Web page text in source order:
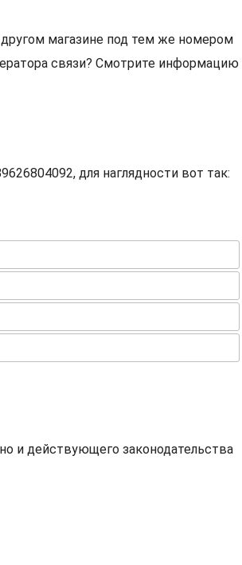
магазине под тем же номером
связи? Смотрите информацию
для наглядности вот так:
и действующего законодательства